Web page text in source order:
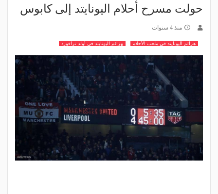
حولت مسرح أحلام اليونايتد إلى كابوس
منذ 4 سنوات
هزائم اليونايتد في ملعب الأحلام هزائم اليونايتد في أولد ترافورد